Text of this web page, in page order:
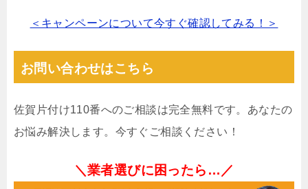
＜キャンペーンについて今すぐ確認してみる！＞
お問い合わせはこちら
佐賀片付け110番へのご相談は完全無料です。あなたの
お悩み解決します。今すぐご相談ください！
＼業者選びに困ったら…／